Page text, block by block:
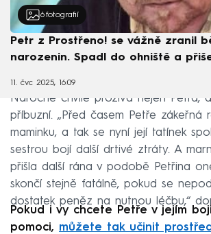
6 fotografií
Petr z Prostřeno! se vážně zranil
narozenin. Spadl do ohniště a
11. čvc 2025, 16:09
Náročné chvíle prožívá nejen Petra,
příbuzní. „Před časem Petře zákeřná
maminku, a tak se nyní její tatínek
sestrou bojí další drtivé ztráty. A
přišla další rána v podobě Petřina
skončí stejně fatálně, pokud se
dostatek peněz na nutnou léčbu,“
Pokud i vy chcete Petře v jejím
pomoci, můžete tak učinit